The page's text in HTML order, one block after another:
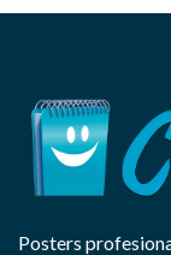
Posters